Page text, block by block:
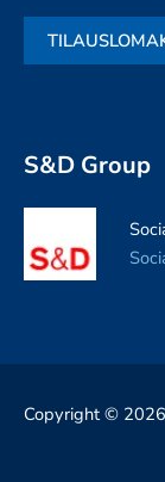
S&D Group
Copyright ©